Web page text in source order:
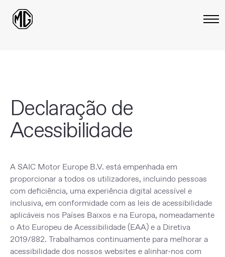
Declaração de
Acessibilidade
ASAIC Motor Europe B.V. está empenhada em
proporcionar a todos os utilizadores, incluindo pessoas
com deficiência, uma experiência digital acessível e
inclusiva, em conformidade com as leis de acessibilidade
aplicáveis nos Países Baixos e na Europa, nomeadamente
o Ato Europeu de Acessibilidade (EAA)e a Diretiva
2019/882. Trabalhamos continuamente para melhorar a
acessibilidade dos nossos websites e alinhar-nos com